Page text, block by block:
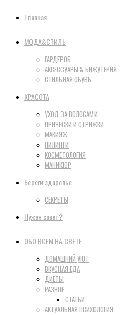
Главная
МОДА&СТИЛЬ
ГАРДЕРОБ
АКСЕССУАРЫ & БИЖУТЕРИЯ
СТИЛЬНАЯ ОБУВЬ
КРАСОТА
УХОД ЗА ВОЛОСАМИ
ПРИЧЕСКИ И СТРИЖКИ
МАКИЯЖ
ПИЛИНГИ
КОСМЕТОЛОГИЯ
МАНИКЮР
Береги здоровье
СЕКРЕТЫ
Нужен совет?
ОБО ВСЕМ НА СВЕТЕ
ДОМАШНИЙ УЮТ
ВКУСНАЯ ЕДА
ДИЕТЫ
РАЗНОЕ
СТАТЬИ
АКТУАЛЬНАЯ ПСИХОЛОГИЯ